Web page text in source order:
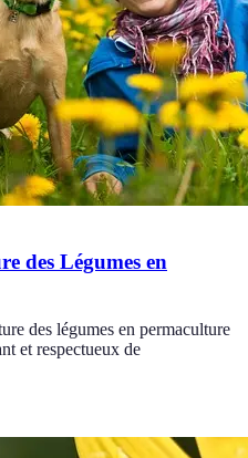
des Légumes en
des légumes en permaculture
et respectueux de